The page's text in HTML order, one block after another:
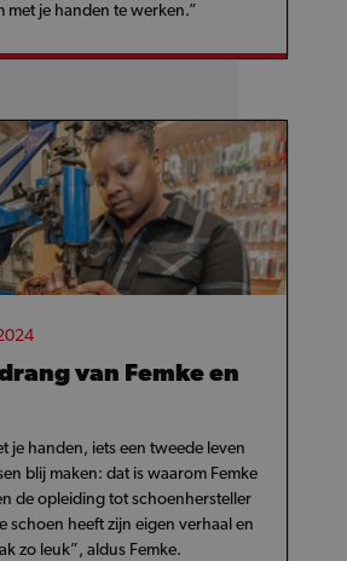
met je handen te werken.”
van Femke en
je handen, iets een tweede leven
blij maken: dat is waarom Femke
de opleiding tot schoenhersteller
schoen heeft zijn eigen verhaal en
zo leuk”, aldus Femke.